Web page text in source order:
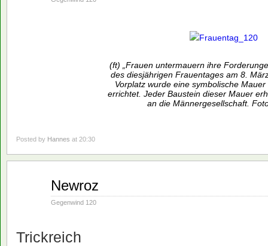
(ft) „Frauen untermauern ihre
des diesjährigen Frauentages am 8.
Vorplatz wurde eine symbolische
errichtet. Jeder Baustein dieser Mauer
an die Männergesellschaft.
Posted by Hannes at 20:30
Newroz
Gegenwind 120
Trickreich